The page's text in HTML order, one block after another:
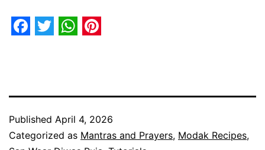
Published April 4, 2026
Categorized as Mantras and Prayers, Modak Recipes,